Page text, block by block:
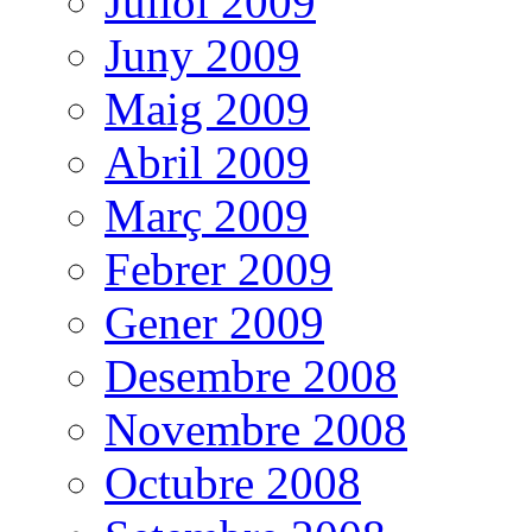
Juny 2009
Maig 2009
Abril 2009
Març 2009
Febrer 2009
Gener 2009
Desembre 2008
Novembre 2008
Octubre 2008